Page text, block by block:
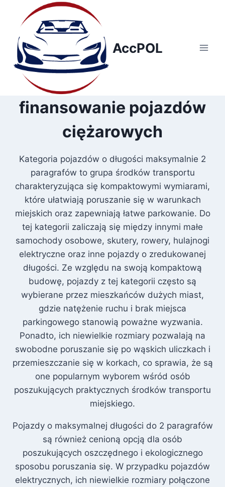
AccPOL
finansowanie pojazdów
ciężarowych
Kategoria pojazdów o długości maksymalnie 2
paragrafów to grupa środków transportu
charakteryzująca się kompaktowymi wymiarami,
które ułatwiają poruszanie się w warunkach
miejskich oraz zapewniają łatwe parkowanie. Do
tej kategorii zaliczają się między innymi małe
samochody osobowe, skutery, rowery, hulajnogi
elektryczne oraz inne pojazdy o zredukowanej
długości. Ze względu na swoją kompaktową
budowę, pojazdy z tej kategorii często są
wybierane przez mieszkańców dużych miast,
gdzie natężenie ruchu i brak miejsca
parkingowego stanowią poważne wyzwania.
Ponadto, ich niewielkie rozmiary pozwalają na
swobodne poruszanie się po wąskich uliczkach i
przemieszczanie się w korkach, co sprawia, że są
one popularnym wyborem wśród osób
poszukujących praktycznych środków transportu
miejskiego.
Pojazdy o maksymalnej długości do 2 paragrafów
są również cenioną opcją dla osób
poszukujących oszczędnego i ekologicznego
sposobu poruszania się. W przypadku pojazdów
elektrycznych, ich niewielkie rozmiary połączone